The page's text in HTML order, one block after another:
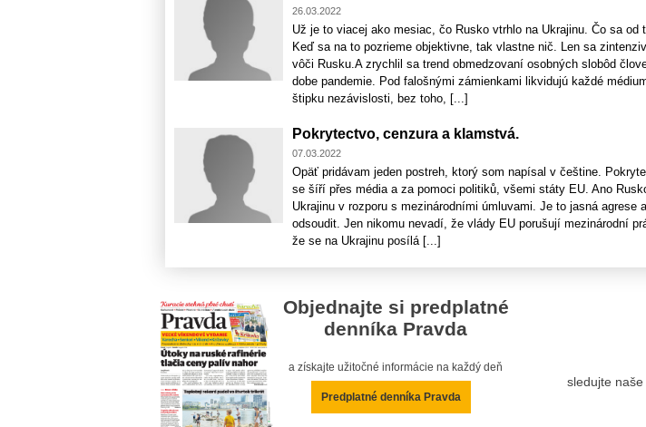
26.03.2022
Už je to viacej ako mesiac, čo Rusko vtrhlo na Ukrajinu. Čo sa od
Keď sa na to pozrieme objektivne, tak vlastne nič. Len sa
vôči Rusku.A zrychlil sa trend obmedzovaní osobných slobôd
dobe pandemie. Pod falošnými zámienkami likvidujú každé
štipku nezávislosti, bez toho, [...]
Pokrytectvo, cenzura a klamstvá.
07.03.2022
Opäť pridávam jeden postreh, ktorý som napísal v češtine.
se šíří přes média a za pomoci politiků, všemi státy EU. Ano
Ukrajinu v rozporu s mezinárodními úmluvami. Je to jasná agrese
odsoudit. Jen nikomu nevadí, že vlády EU porušují mezinárodní
že se na Ukrajinu posílá [...]
Objednajte si predplatné
denníka Pravda
a získajte užitočné informácie na každý deň
Predplatné denníka Pravda
sledujte